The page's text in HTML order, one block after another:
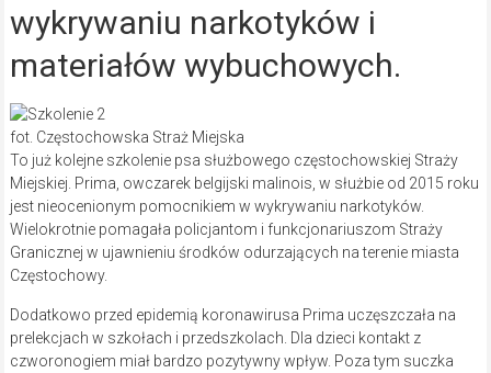
wykrywaniu narkotyków i
materiałów wybuchowych.
fot. Częstochowska Straż Miejska
To już kolejne szkolenie psa służbowego częstochowskiej Straży
Miejskiej. Prima, owczarek belgijski malinois, w służbie od 2015 roku
jest nieocenionym pomocnikiem w wykrywaniu narkotyków.
Wielokrotnie pomagała policjantom i funkcjonariuszom Straży
Granicznej w ujawnieniu środków odurzających na terenie miasta
Częstochowy.
Dodatkowo przed epidemią koronawirusa Prima uczęszczała na
prelekcjach w szkołach i przedszkolach. Dla dzieci kontakt z
czworonogiem miał bardzo pozytywny wpływ. Poza tym suczka